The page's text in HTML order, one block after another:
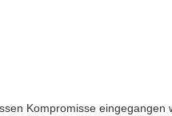
Kompromisse